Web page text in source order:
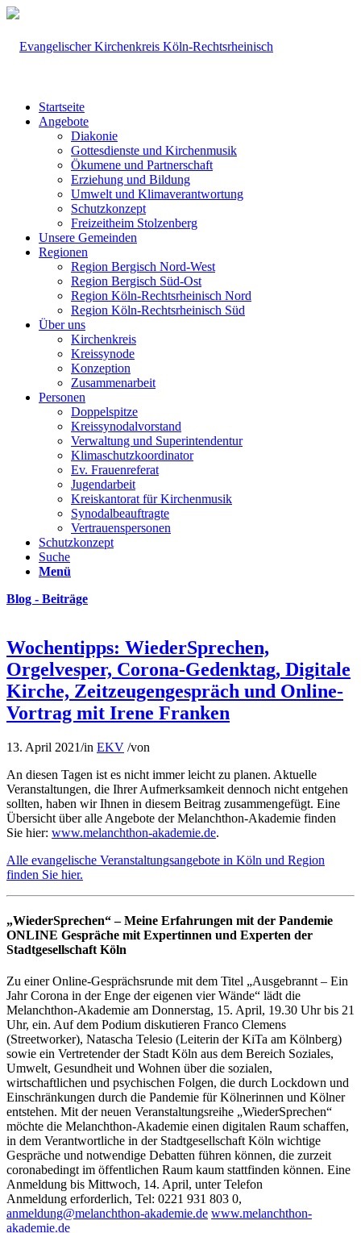
Startseite
Angebote
Diakonie
Gottesdienste und Kirchenmusik
Ökumene und Partnerschaft
Erziehung und Bildung
Umwelt und Klimaverantwortung
Schutzkonzept
Freizeitheim Stolzenberg
Unsere Gemeinden
Regionen
Region Bergisch Nord-West
Region Bergisch Süd-Ost
Region Köln-Rechtsrheinisch Nord
Region Köln-Rechtsrheinisch Süd
Über uns
Kirchenkreis
Kreissynode
Konzeption
Zusammenarbeit
Personen
Doppelspitze
Kreissynodalvorstand
Verwaltung und Superintendentur
Klimaschutzkoordinator
Ev. Frauenreferat
Jugendarbeit
Kreiskantorat für Kirchenmusik
Synodalbeauftragte
Vertrauenspersonen
Schutzkonzept
Suche
Menü
Blog - Beiträge
Wochentipps: WiederSprechen,
Orgelvesper, Corona-Gedenktag, Digitale
Kirche, Zeitzeugengespräch und Online-
Vortrag mit Irene Franken
13. April 2021/in EKV /von
An diesen Tagen ist es nicht immer leicht zu planen. Aktuelle
Veranstaltungen, die Ihrer Aufmerksamkeit dennoch nicht entgehen
sollten, haben wir Ihnen in diesem Beitrag zusammengefügt. Eine
Übersicht über alle Angebote der Melanchthon-Akademie finden
Sie hier: www.melanchthon-akademie.de.
Alle evangelische Veranstaltungsangebote in Köln und Region
finden Sie hier.
„WiederSprechen“ – Meine Erfahrungen mit der Pandemie
ONLINE Gespräche mit Expertinnen und Experten der
Stadtgesellschaft Köln
Zu einer Online-Gesprächsrunde mit dem Titel „Ausgebrannt – Ein
Jahr Corona in der Enge der eigenen vier Wände“ lädt die
Melanchthon-Akademie am Donnerstag, 15. April, 19.30 Uhr bis 21
Uhr, ein. Auf dem Podium diskutieren Franco Clemens
(Streetworker), Natascha Telesio (Leiterin der KiTa am Kölnberg)
sowie ein Vertretender der Stadt Köln aus dem Bereich Soziales,
Umwelt, Gesundheit und Wohnen über die sozialen,
wirtschaftlichen und psychischen Folgen, die durch Lockdown und
Einschränkungen durch die Pandemie für Kölnerinnen und Kölner
entstehen. Mit der neuen Veranstaltungsreihe „WiederSprechen“
möchte die Melanchthon-Akademie einen digitalen Raum schaffen,
in dem Verantwortliche in der Stadtgesellschaft Köln wichtige
Gespräche und notwendige Debatten führen können, die zurzeit
coronabedingt im öffentlichen Raum kaum stattfinden können. Eine
Anmeldung bis Mittwoch, 14. April, unter Telefon
Anmeldung erforderlich, Tel: 0221 931 803 0,
anmeldung@melanchthon-akademie.de www.melanchthon-
akademie.de